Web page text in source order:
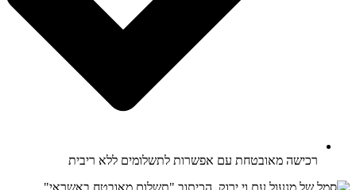
רכישה מאובטחת עם אפשרות לתשלומים ללא ריבית